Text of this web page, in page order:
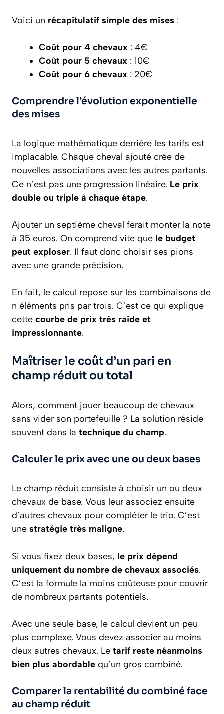
Voici un récapitulatif simple des mises :
Coût pour 4 chevaux : 4€
Coût pour 5 chevaux : 10€
Coût pour 6 chevaux : 20€
Comprendre l’évolution exponentielle
des mises
La logique mathématique derrière les tarifs est
implacable. Chaque cheval ajouté crée de
nouvelles associations avec les autres partants.
Ce n’est pas une progression linéaire. Le prix
double ou triple à chaque étape.
Ajouter un septième cheval ferait monter la note
à 35 euros. On comprend vite que le budget
peut exploser. Il faut donc choisir ses pions
avec une grande précision.
En fait, le calcul repose sur les combinaisons de
n éléments pris par trois. C’est ce qui explique
cette courbe de prix très raide et
impressionnante.
Maîtriser le coût d’un pari en
champ réduit ou total
Alors, comment jouer beaucoup de chevaux
sans vider son portefeuille ? La solution réside
souvent dans la technique du champ.
Calculer le prix avec une ou deux bases
Le champ réduit consiste à choisir un ou deux
chevaux de base. Vous leur associez ensuite
d’autres chevaux pour compléter le trio. C’est
une stratégie très maligne.
Si vous fixez deux bases, le prix dépend
uniquement du nombre de chevaux associés.
C’est la formule la moins coûteuse pour couvrir
de nombreux partants potentiels.
Avec une seule base, le calcul devient un peu
plus complexe. Vous devez associer au moins
deux autres chevaux. Le tarif reste néanmoins
bien plus abordable qu’un gros combiné.
Comparer la rentabilité du combiné face
au champ réduit